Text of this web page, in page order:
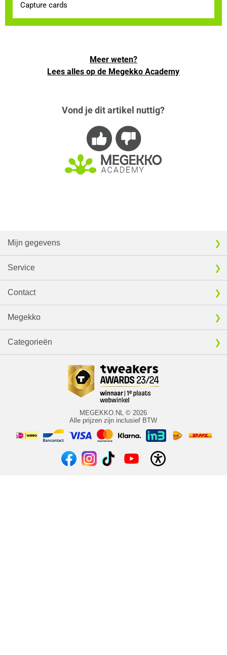
Capture cards
Meer weten?
Lees alles op de Megekko Academy
Vond je dit artikel nuttig?
Mijn gegevens
Service
Contact
Megekko
Categorieën
MEGEKKO.NL © 2026
Alle prijzen zijn inclusief BTW